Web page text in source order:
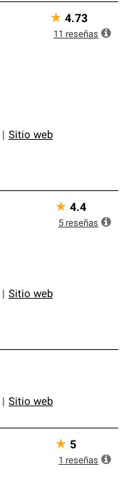
Sitio web
★ 4.73
11 reseñas
Sitio web
★ 4.4
5 reseñas
Sitio web
★ 5
1 reseñas